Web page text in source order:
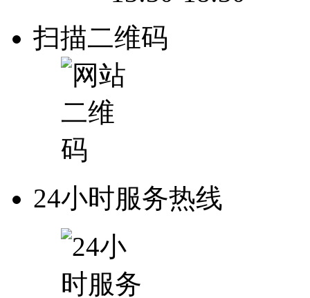
扫描二维码
24小时服务热线